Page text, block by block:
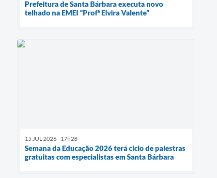
Prefeitura de Santa Bárbara executa novo
telhado na EMEI “Profª Elvira Valente”
15 JUL 2026 - 17h28
Semana da Educação 2026 terá ciclo de palestras
gratuitas com especialistas em Santa Bárbara